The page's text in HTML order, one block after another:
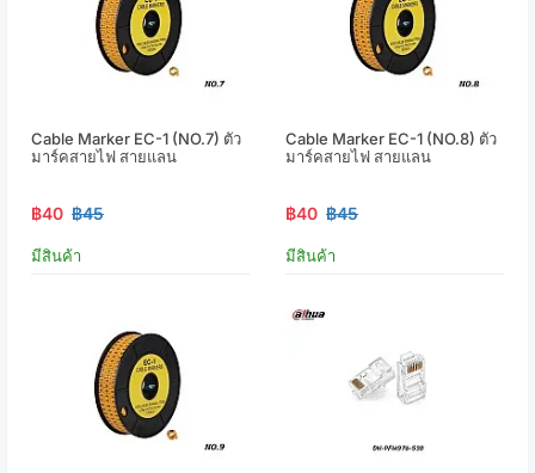
Cable Marker EC-1 (NO.7) ตัว
มาร์คสายไฟ สายแลน
฿40 ฿45
มีสินค้า
Cable Marker EC-1 (NO.8) ตัว
มาร์คสายไฟ สายแลน
฿40 ฿45
มีสินค้า